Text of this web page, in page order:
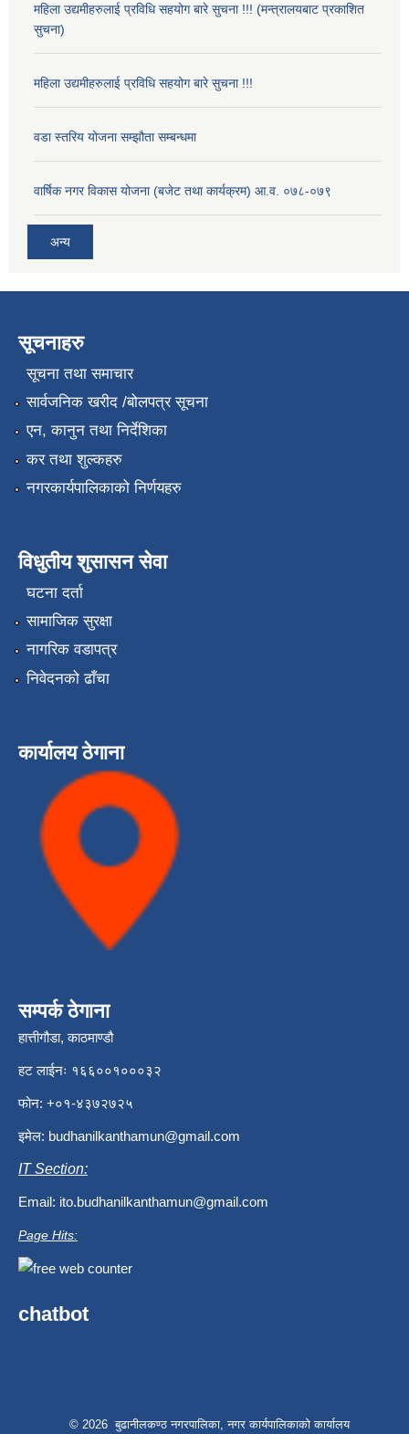
महिला उद्यमीहरुलाई प्रविधि सहयोग बारे सुचना !!! (मन्त्रालयबाट प्रकाशित
सुचना)
महिला उद्यमीहरुलाई प्रविधि सहयोग बारे सुचना !!!
वडा स्तरिय योजना सम्झौता सम्बन्धमा
वार्षिक नगर विकास योजना (बजेट तथा कार्यक्रम) आ.व. ०७८-०७९
अन्य
सूचनाहरु
सूचना तथा समाचार
सार्वजनिक खरीद /बोलपत्र सूचना
एन, कानुन तथा निर्देशिका
कर तथा शुल्कहरु
नगरकार्यपालिकाको निर्णयहरु
विधुतीय शुसासन सेवा
घटना दर्ता
सामाजिक सुरक्षा
नागरिक वडापत्र
निवेदनको ढाँचा
कार्यालय ठेगाना
सम्पर्क ठेगाना
हात्तीगौडा, काठमाण्डौ
हट लाईनः १६६००१०००३२
फोन: +०१-४३७२७२५
इमेल: budhanilkanthamun@gmail.com
IT Section:
Email: ito.budhanilkanthamun@gmail.com
Page Hits:
chatbot
© 2026 बुढानीलकण्ठ नगरपालिका, नगर कार्यपालिकाको कार्यालय